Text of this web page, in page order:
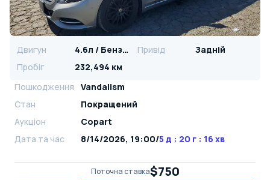
Двигун 4.6л / Бензин Привід
Задній
Пробіг
232,494 км
Пошкодження
Vandalism
Стан
Покращений
Аукціон
Copart
Дата та час
8/14/2026, 19:00/5 д : 20 г : 16 хв
Поточна ставка$750